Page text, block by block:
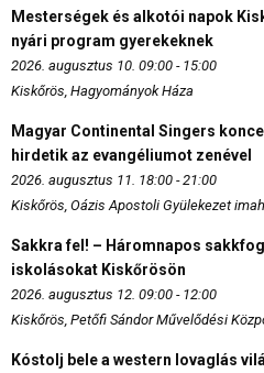
Mesterségek és alkotói napok
nyári program gyerekeknek
2026. augusztus 10. 09:00 - 15:00
Kiskőrös, Hagyományok Háza
Magyar Continental Singers
hirdetik az evangéliumot zenével
2026. augusztus 11. 18:00 - 21:00
Kiskőrös, Oázis Apostoli Gyülekezet
Sakkra fel! – Háromnapos
iskolásokat Kiskőrösön
2026. augusztus 12. 09:00 - 12:00
Kiskőrös, Petőfi Sándor Művelődési
Kóstolj bele a western lovaglás